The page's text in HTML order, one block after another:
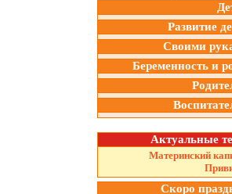
Развитие
Своими
Беременность и
Актуальные
Материнский
Скоро